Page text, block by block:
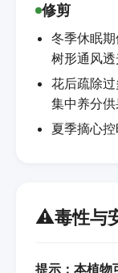
修剪
冬季休眠
树形通风
花后疏除过
集中养分
夏季摘心
⚠️毒性与
提示：本植物